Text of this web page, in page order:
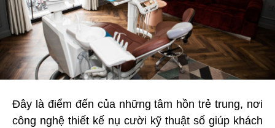
Đây là điểm đến của những tâm hồn trẻ trung, nơi
công nghệ thiết kế nụ cười kỹ thuật số giúp khách